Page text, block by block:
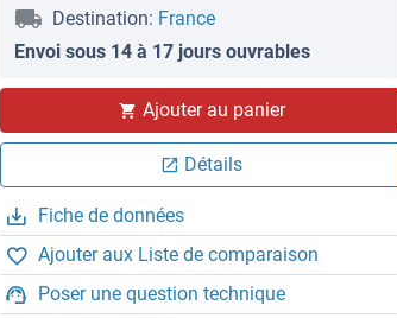
Destination: France
Envoi sous 14 à 17 jours ouvrables
Ajouter au panier
Détails
Fiche de données
Ajouter aux Liste de comparaison
Poser une question technique